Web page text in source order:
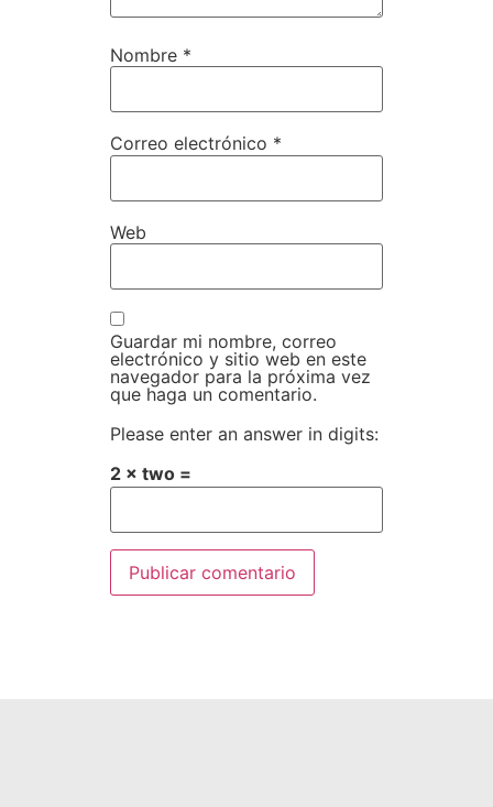
Nombre *
Correo electrónico *
Web
Guardar mi nombre, correo
electrónico y sitio web en este
navegador para la próxima vez
que haga un comentario.
Please enter an answer in digits:
2 × two =